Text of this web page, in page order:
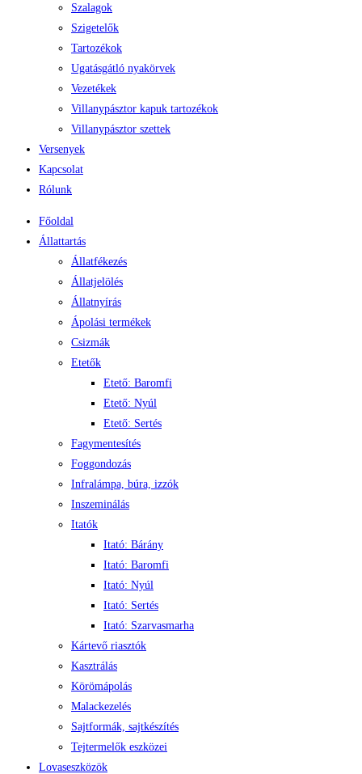
Szalagok
Szigetelők
Tartozékok
Ugatásgátló nyakörvek
Vezetékek
Villanypásztor kapuk tartozékok
Villanypásztor szettek
Versenyek
Kapcsolat
Rólunk
Főoldal
Állattartás
Állatfékezés
Állatjelölés
Állatnyírás
Ápolási termékek
Csizmák
Etetők
Etető: Baromfi
Etető: Nyúl
Etető: Sertés
Fagymentesítés
Foggondozás
Infralámpa, búra, izzók
Inszeminálás
Itatók
Itató: Bárány
Itató: Baromfi
Itató: Nyúl
Itató: Sertés
Itató: Szarvasmarha
Kártevő riasztók
Kasztrálás
Körömápolás
Malackezelés
Sajtformák, sajtkészítés
Tejtermelők eszközei
Lovaseszközök